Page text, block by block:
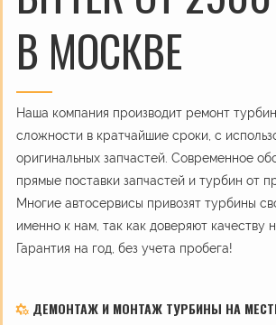
В МОСКВЕ
Наша компания производит ремонт
сложности в кратчайшие сроки, с
оригинальных запчастей. Современное
прямые поставки запчастей и турбин от
Многие автосервисы привозят турбины
именно к нам, так как доверяют качеству
Гарантия на год, без учета пробега!
ДЕМОНТАЖ И МОНТАЖ ТУРБИНЫ НА